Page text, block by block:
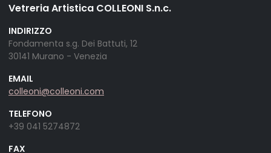
Vetreria Artistica COLLEONI S.n.c.
INDIRIZZO
Fondamenta s.g. Dei Battuti, 12
30141 Murano - Venezia
EMAIL
colleoni@colleoni.com
TELEFONO
+39 041 5274872
FAX